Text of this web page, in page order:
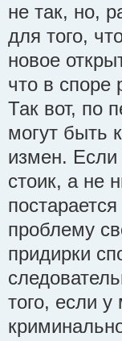
не так, но,
для того,
новое
что в споре
Так вот, по
могут быть
измен. Если
стоик, а не
проблему
придирки
того, если